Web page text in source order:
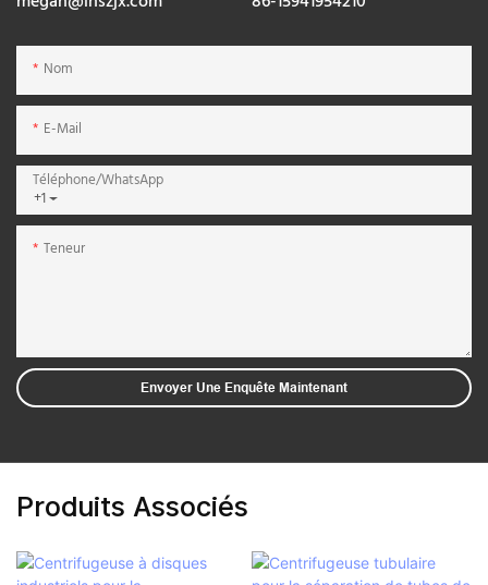
Nom
E-Mail
+1
Téléphone/WhatsApp
Teneur
Envoyer Une Enquête Maintenant
Produits Associés